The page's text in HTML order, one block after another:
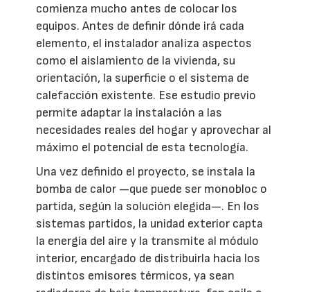
comienza mucho antes de colocar los
equipos. Antes de definir dónde irá cada
elemento, el instalador analiza aspectos
como el aislamiento de la vivienda, su
orientación, la superficie o el sistema de
calefacción existente. Ese estudio previo
permite adaptar la instalación a las
necesidades reales del hogar y aprovechar al
máximo el potencial de esta tecnología.
Una vez definido el proyecto, se instala la
bomba de calor —que puede ser monobloc o
partida, según la solución elegida—. En los
sistemas partidos, la unidad exterior capta
la energía del aire y la transmite al módulo
interior, encargado de distribuirla hacia los
distintos emisores térmicos, ya sean